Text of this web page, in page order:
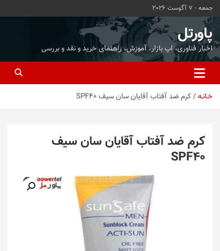
محتوا
بروید
جمعه - 7 آگوست 2026
پاورتل
اخبار فناوری، اپ بازار، آموزش، راهنمای خرید و نقد و بررسی
خـانـه کرم ضد آفتاب آقایان سان سیف SPF40
کرم ضد آفتاب آقایان سان سیف
SPF40